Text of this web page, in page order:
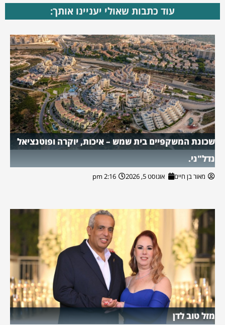
עוד כתבות שאולי יעניינו אותך:
שכונת המשקפיים בית שמש – איכות, יוקרה ופוטנציאל
נדל"ני.
מאור בן חיים אוגוסט 5, 2026 2:16 pm
מזל טוב לדן